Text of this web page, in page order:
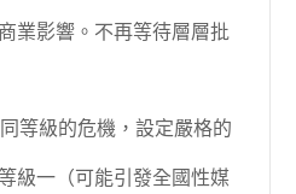
業影響。不再等待層層批
等級的危機，設定嚴格的
級一（可能引發全國性媒